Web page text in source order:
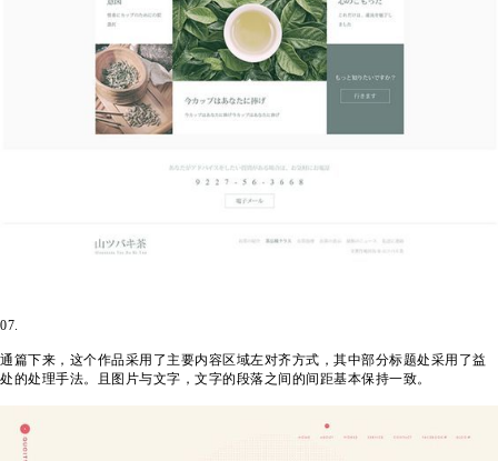
07.
通篇下来，这个作品采用了主要内容区域左对齐方式，其中部分标题处采用了益
处的处理手法。且图片与文字，文字的段落之间的间距基本保持一致。